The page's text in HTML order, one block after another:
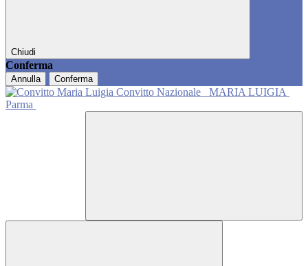
Chiudi
Conferma
Annulla Conferma
Convitto Nazionale
MARIA LUIGIA
Parma